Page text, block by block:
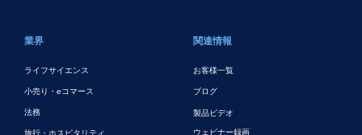
業界
ライフサイエンス
小売り・eコマース
法務
旅行・ホスピタリティ
関連情報
お客様一覧
ブログ
製品ビデオ
ウェビナー録画